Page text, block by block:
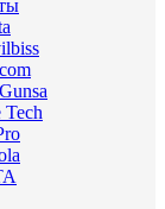
Tech